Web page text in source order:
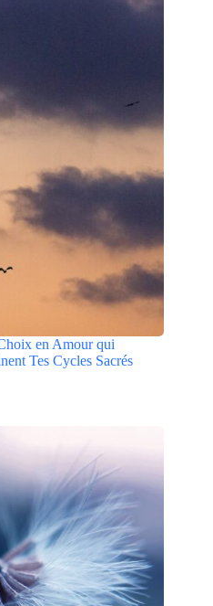
en Amour qui
Tes Cycles Sacrés